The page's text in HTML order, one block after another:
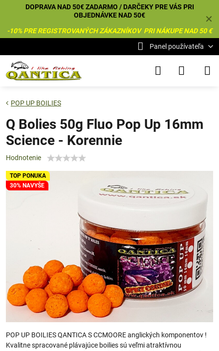
✕
DOPRAVA NAD 50€ ZADARMO / DARČEKY PRE VÁS PRI
OBJEDNÁVKE NAD 50€
-10% PRE REGISTROVANÝCH ZÁKAZNÍKOV PRI NÁKUPE NAD 50 €
Panel používateľa
TOP PONUKA
30% NAVYŠE
POP UP BOILIES
Q Bolies 50g Fluo Pop Up 16mm
Science - Korennie
Hodnotenie
POP UP BOILIES QANTICA S CCMOORE anglických komponentov !
Kvalitne spracované plávajúce boilies sú veľmi atraktívnou